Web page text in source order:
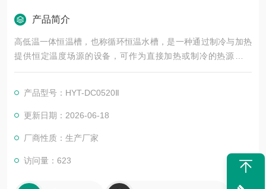
产品简介
高低温一体恒温槽，也称循环恒温水槽，是一种通过制冷与加热
提供恒定温度场源的设备，可作为直接加热或制冷的热源或冷
源，并具备辅助温控功能，广泛应用于石油、化工、电子仪表、
测试及化学分析等研究部门、高等院校、企业质检及生产部门。
产品型号：HYT-DC0520Ⅱ
更新日期：2026-06-18
厂商性质：生产厂家
访问量：623